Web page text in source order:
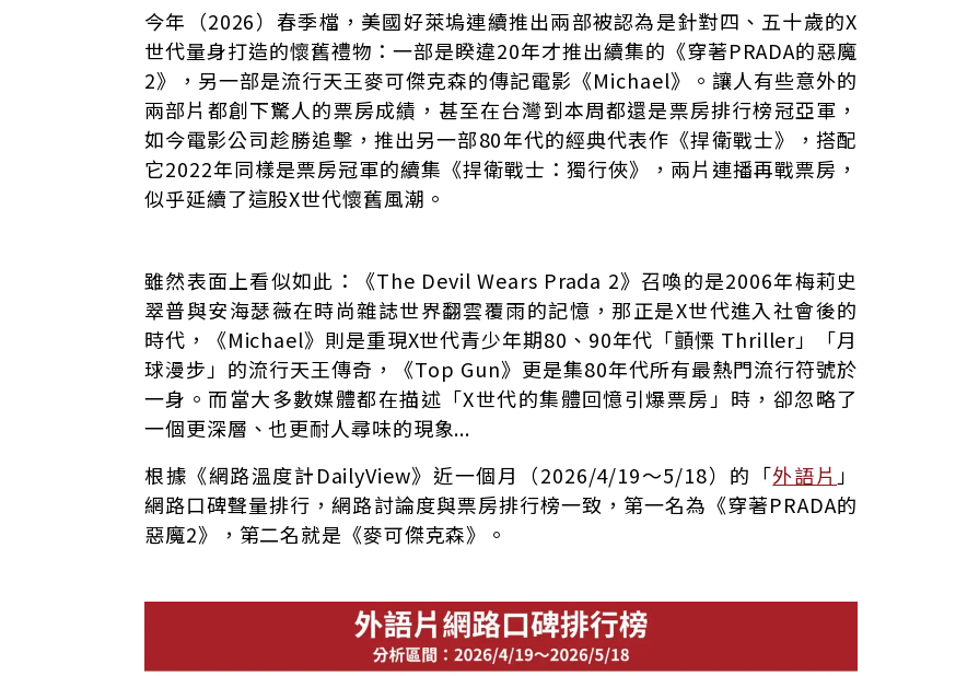
買票進戲院的族群？你猜中了嗎
AI浪潮下的好萊塢：一個產業的慢速崩解
Z世代才是院線復甦的真正主力
不是懷舊 而是「嚮往」：一個關鍵的概念區分
《Prada 2》：嚮往的是「斷線的自由」
《麥可傑克森》：嚮往的是「真實感的震撼」
「AI Slop」時代：當內容通貨膨脹，「真實感」成為奢侈品
電影院的功能轉型：從「觀看空間」到「集體儀式場所」
今年（2026）春季檔，美國好萊塢連續推出兩部被認為是針對四、五十歲的X
世代量身打造的懷舊禮物：一部是睽違20年才推出續集的《穿著PRADA的惡魔
2》，另一部是流行天王麥可傑克森的傳記電影《Michael》。讓人有些意外的
兩部片都創下驚人的票房成績，甚至在台灣到本周都還是票房排行榜冠亞軍，
如今電影公司趁勝追擊，推出另一部80年代的經典代表作《捍衛戰士》，搭配
它2022年同樣是票房冠軍的續集《捍衛戰士：獨行俠》，兩片連播再戰票房，
似乎延續了這股X世代懷舊風潮。
雖然表面上看似如此：《The Devil Wears Prada 2》召喚的是2006年梅莉史
翠普與安海瑟薇在時尚雜誌世界翻雲覆雨的記憶，那正是X世代進入社會後的
時代，《Michael》則是重現X世代青少年期80、90年代「顫慄 Thriller」「月
球漫步」的流行天王傳奇，《Top Gun》更是集80年代所有最熱門流行符號於
一身。而當大多數媒體都在描述「X世代的集體回憶引爆票房」時，卻忽略了
一個更深層、也更耐人尋味的現象...
根據《網路溫度計DailyView》近一個月（2026/4/19～5/18）的「外語片 」
網路口碑聲量排行，網路討論度與票房排行榜一致，第一名為《穿著PRADA的
惡魔2》，第二名就是《麥可傑克森》。